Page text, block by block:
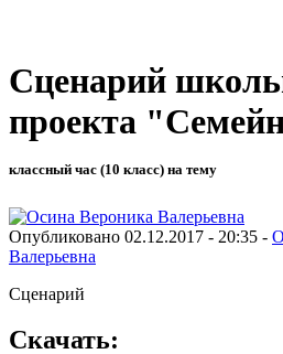
Сценарий
проекта
классный час (10 класс) на тему
Опубликовано 02.12.2017 - 20:35 -
Валерьевна
Сценарий
Скачать: